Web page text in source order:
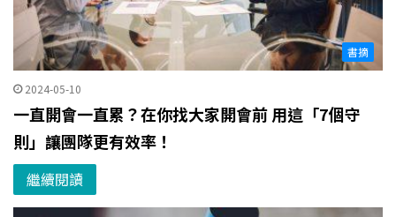
書摘
2024-05-10
一直開會一直累？在你找大家開會前 用這「7個守
則」讓團隊更有效率！
繼續閱讀